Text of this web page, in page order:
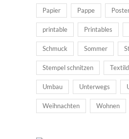
Papier Pappe
printable Printables
Schmuck Sommer
Stempel schnitzen
Umbau Unterwegs
Weihnachten Wohnen